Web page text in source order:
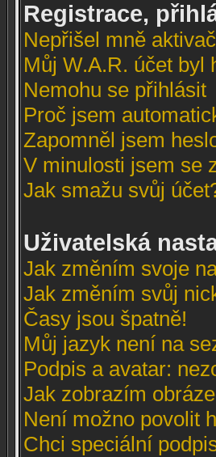
Registrace,
Nepřišel mně
Můj W.A.R. účet byl
Nemohu se přihlásit
Proč jsem
Zapomněl jsem
V minulosti jsem se
Jak smažu svůj
Uživatelská
Jak změním svoje
Jak změním svůj
Časy jsou špatně!
Můj jazyk není na
Podpis a avatar:
Jak zobrazím
Není možno povolit
Chci speciální